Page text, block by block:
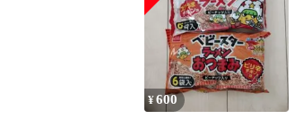
¥600